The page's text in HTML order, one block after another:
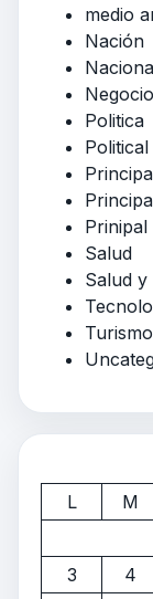
medio
Nación
Politica
Prinipal
Salud
Salud y
Turismo
L
M
3
4